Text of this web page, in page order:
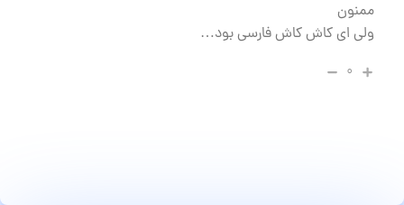
ممنون
ولی ای کاش کاش فارسی بود…
۰